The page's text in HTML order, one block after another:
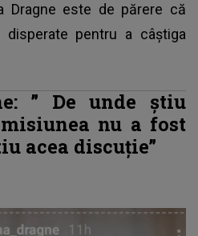
Dragne este de părere că
pentru a câștiga
: ” De unde știu
nu a fost
acea discuție”